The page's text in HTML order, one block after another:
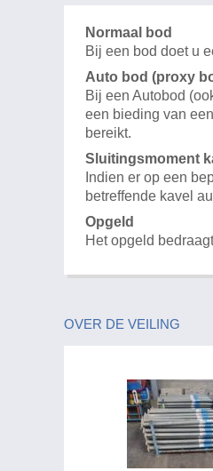
Normaal bod
Bij een bod doet u
Auto bod (proxy
Bij een Autobod
een bieding van
bereikt.
Sluitingsmoment
Indien er op een
betreffende kavel
Opgeld
Het opgeld
OVER DE VEILING